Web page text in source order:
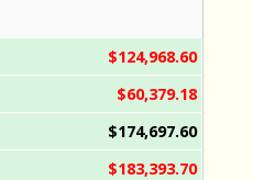
$124,968.60
$60,379.18
$174,697.60
$183,393.70